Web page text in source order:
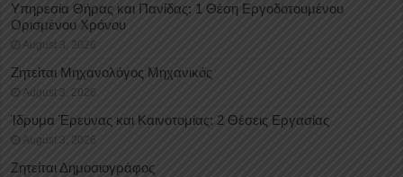
Υπηρεσία Θήρας και Πανίδας: 1 Θέση Eργοδοτουμένου
Oρισμένου Xρόνου
August 3, 2026
Ζητείται Μηχανολόγος Μηχανικός
August 3, 2026
Ίδρυμα Έρευνας και Καινοτομίας: 2 Θέσεις Εργασίας
August 3, 2026
Ζητείται Δημοσιογράφος